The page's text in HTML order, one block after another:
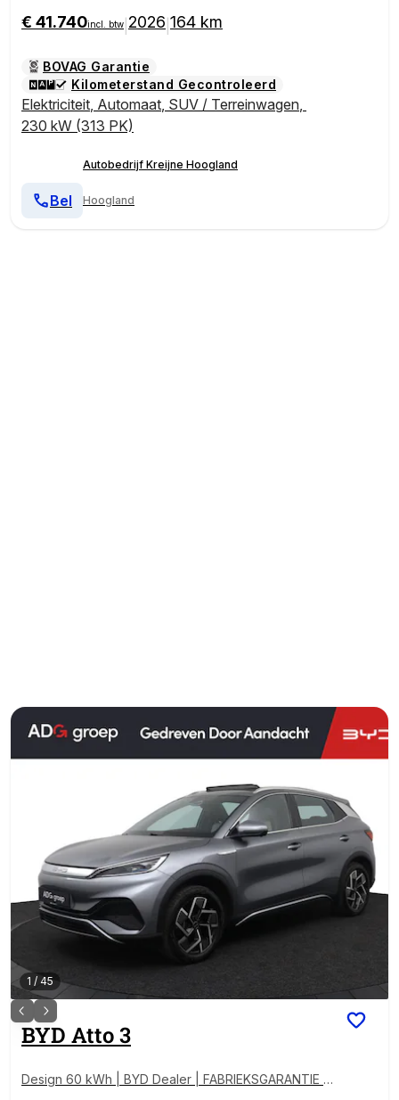
€ 41.740incl. btw 2026 164 km
BOVAG Garantie
Kilometerstand Gecontroleerd
Elektriciteit, Automaat, SUV / Terreinwagen,
230 kW (313 PK)
Autobedrijf Kreijne Hoogland
Hoogland
Bel
1 / 45
BYD Atto 3
Design 60 kWh | BYD Dealer | FABRIEKSGARANTIE |